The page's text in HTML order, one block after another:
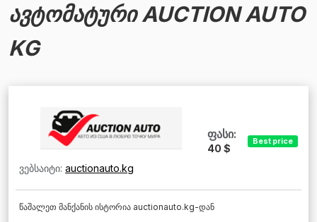
ავტომატური AUCTION AUTO
KG
ვებსაიტი: auctionauto.kg
ფასი:
40 $
Best price
წაშალეთ მანქანის ისტორია auctionauto.kg-დან